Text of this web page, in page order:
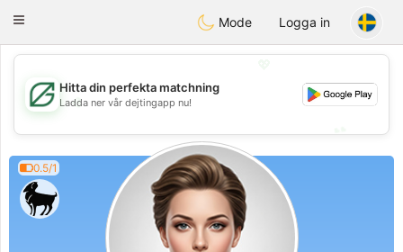
GulfDating
Toggle
Mode Logga in
💖
💕
Hitta din perfekta matchning
Ladda ner vår dejtingapp nu!
0.5/1